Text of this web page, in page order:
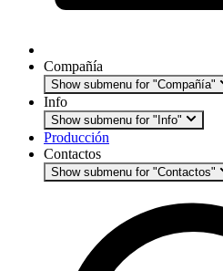
Compañía
Show submenu for "Compañía"
Info
Show submenu for "Info"
Producción
Contactos
Show submenu for "Contactos"